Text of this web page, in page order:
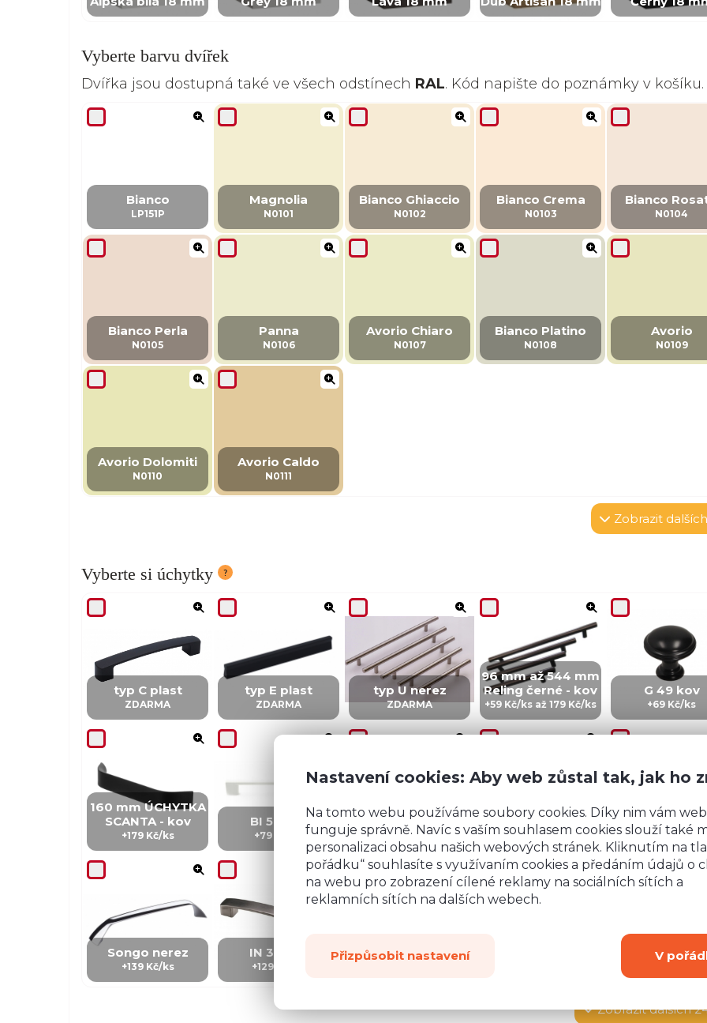
Vyberte barvu dvířek
Dvířka jsou dostupná také ve všech odstínech RAL. Kód napište do poznámky v košíku.
Bianco
LP151P
Magnolia
N0101
Bianco Ghiaccio
N0102
Bianco Crema
N0103
Bianco
N0104
Bianco Perla
N0105
Panna
N0106
Avorio Chiaro
N0107
Bianco Platino
N0108
Avorio
N0109
Avorio Dolomiti
N0110
Avorio Caldo
N0111
Zobrazit
Vyberte si úchytky
typ C plast
ZDARMA
typ E plast
ZDARMA
typ U nerez
ZDARMA
96 mm až 544 mm
Reling černé - kov
+59 Kč/ks až 179 Kč/ks
G 49 kov
+69 Kč/ks
160 mm ÚCHYTKA
SCANTA - kov
+179 Kč/ks
BI 5 - kov
+79 Kč/ks
CZ 5 - kov
+99 Kč/ks
IN 5 - kov
+99 Kč/Ks
ZI5 - KOV
+149 Kč/ks
Songo nerez
+139 Kč/ks
IN 3 - kov
+129 Kč/Ks
Zobrazitdalších
Nastavení cookies: Aby web zůstal tak, jak ho
Na tomto webu používáme soubory cookies. Díky nim vám web
funguje správně. Navíc s vaším souhlasem cookies slouží také
personalizaci obsahu našich webových stránek. Kliknutím na
pořádku“ souhlasíte s využívaním cookies a předáním údajů o
na webu pro zobrazení cílené reklamy na sociálních sítích a
reklamních sítích na dalších webech.
Přizpůsobit nastavení V